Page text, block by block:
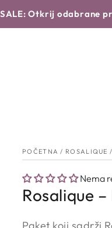
odabrane proizvode
POČETNA / ROSALIQUE /
Nema
Rosalique
Paket koji sadrži